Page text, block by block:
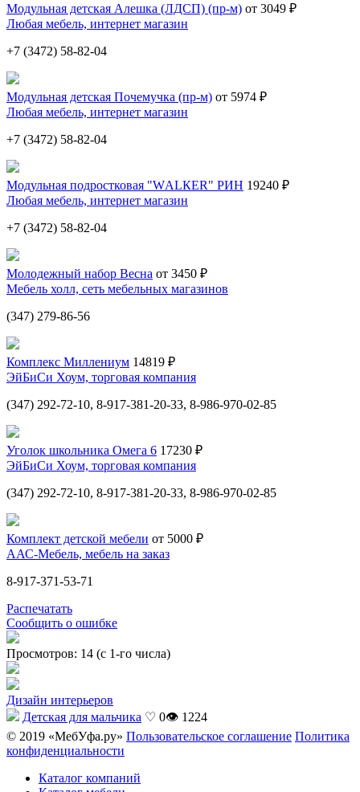
Модульная детская Алешка (ЛДСП) (пр-м) от 3049 ₽
Любая мебель, интернет магазин
+7 (3472) 58-82-04
Модульная детская Почемучка (пр-м) от 5974 ₽
Любая мебель, интернет магазин
+7 (3472) 58-82-04
Модульная подростковая "WАLКЕR" РИН 19240 ₽
Любая мебель, интернет магазин
+7 (3472) 58-82-04
Молодежный набор Весна от 3450 ₽
Мебель холл, сеть мебельных магазинов
(347) 279-86-56
Комплекс Миллениум 14819 ₽
ЭйБиСи Хоум, торговая компания
(347) 292-72-10, 8-917-381-20-33, 8-986-970-02-85
Уголок школьника Омега 6 17230 ₽
ЭйБиСи Хоум, торговая компания
(347) 292-72-10, 8-917-381-20-33, 8-986-970-02-85
Комплект детской мебели от 5000 ₽
ААС-Мебель, мебель на заказ
8-917-371-53-71
Распечатать
Сообщить о ошибке
Просмотров: 14 (с 1-го числа)
Дизайн интерьеров
Детская для мальчика ♡ 0👁 1224
© 2019 «МебУфа.ру» Пользовательское соглашение Политика
конфиденциальности
Каталог компаний